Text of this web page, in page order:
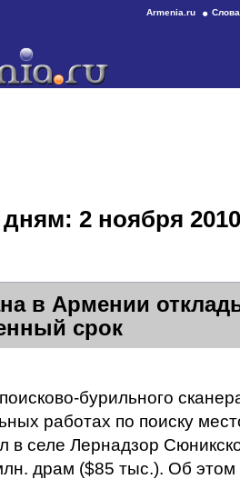
Armenia.ru
2 ноября 2010
в Армении
срок
бурильного
работах по поиску
в селе Лернадзор
драм ($85 тыс.). Об